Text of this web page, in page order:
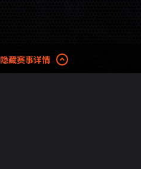
隐藏赛事详情